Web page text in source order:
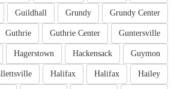
Grundy Center
Grundy
Guildhall
Guntersville
Guthrie Center
Guthrie
Guymon
Hackensack
Hagerstown
Hailey
Halifax
Halifax